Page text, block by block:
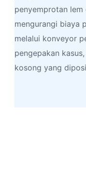
penyemprotan
mengurangi biaya
melalui konveyor
pengepakan
kosong yang